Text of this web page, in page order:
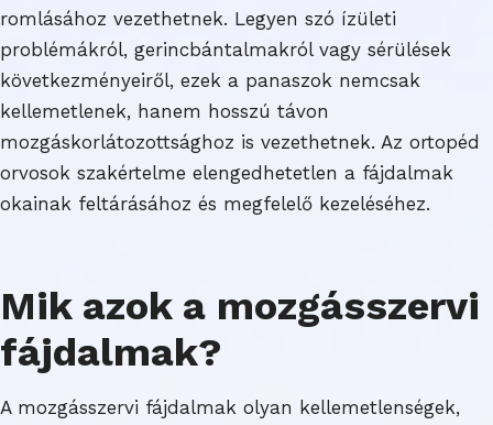
romlásához vezethetnek. Legyen szó ízületi
problémákról, gerincbántalmakról vagy sérülések
következményeiről, ezek a panaszok nemcsak
kellemetlenek, hanem hosszú távon
mozgáskorlátozottsághoz is vezethetnek. Az ortopéd
orvosok szakértelme elengedhetetlen a fájdalmak
okainak feltárásához és megfelelő kezeléséhez.
Mik azok a mozgásszervi
fájdalmak?
A mozgásszervi fájdalmak olyan kellemetlenségek,